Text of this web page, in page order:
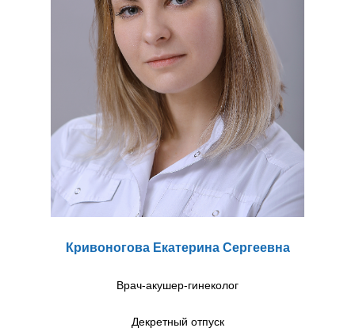
Кривоногова Екатерина Сергеевна
Врач-акушер-гинеколог
Декретный отпуск